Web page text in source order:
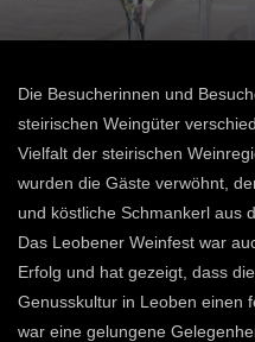
Die Besucherinnen und
steirischen Weingüter
Vielfalt der steirischen
wurden die Gäste verwöhnt,
und köstliche Schmankerl aus
Das Leobener Weinfest war
Erfolg und hat gezeigt, dass
Genusskultur in Leoben einen
war eine gelungene